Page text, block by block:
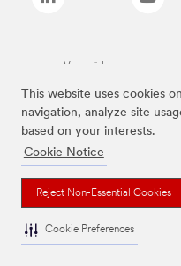
This website uses cookies
navigation, analyze site
based on your interests.
Cookie Notice
Reject Non-Essential Cookies
Cookie Preferences
Varumärken som anges